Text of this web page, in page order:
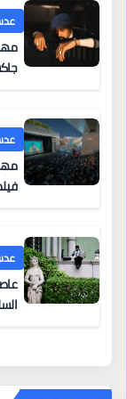
فيلماً من 19